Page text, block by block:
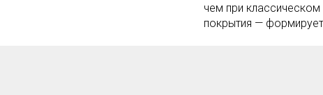
чем при
покрытия —